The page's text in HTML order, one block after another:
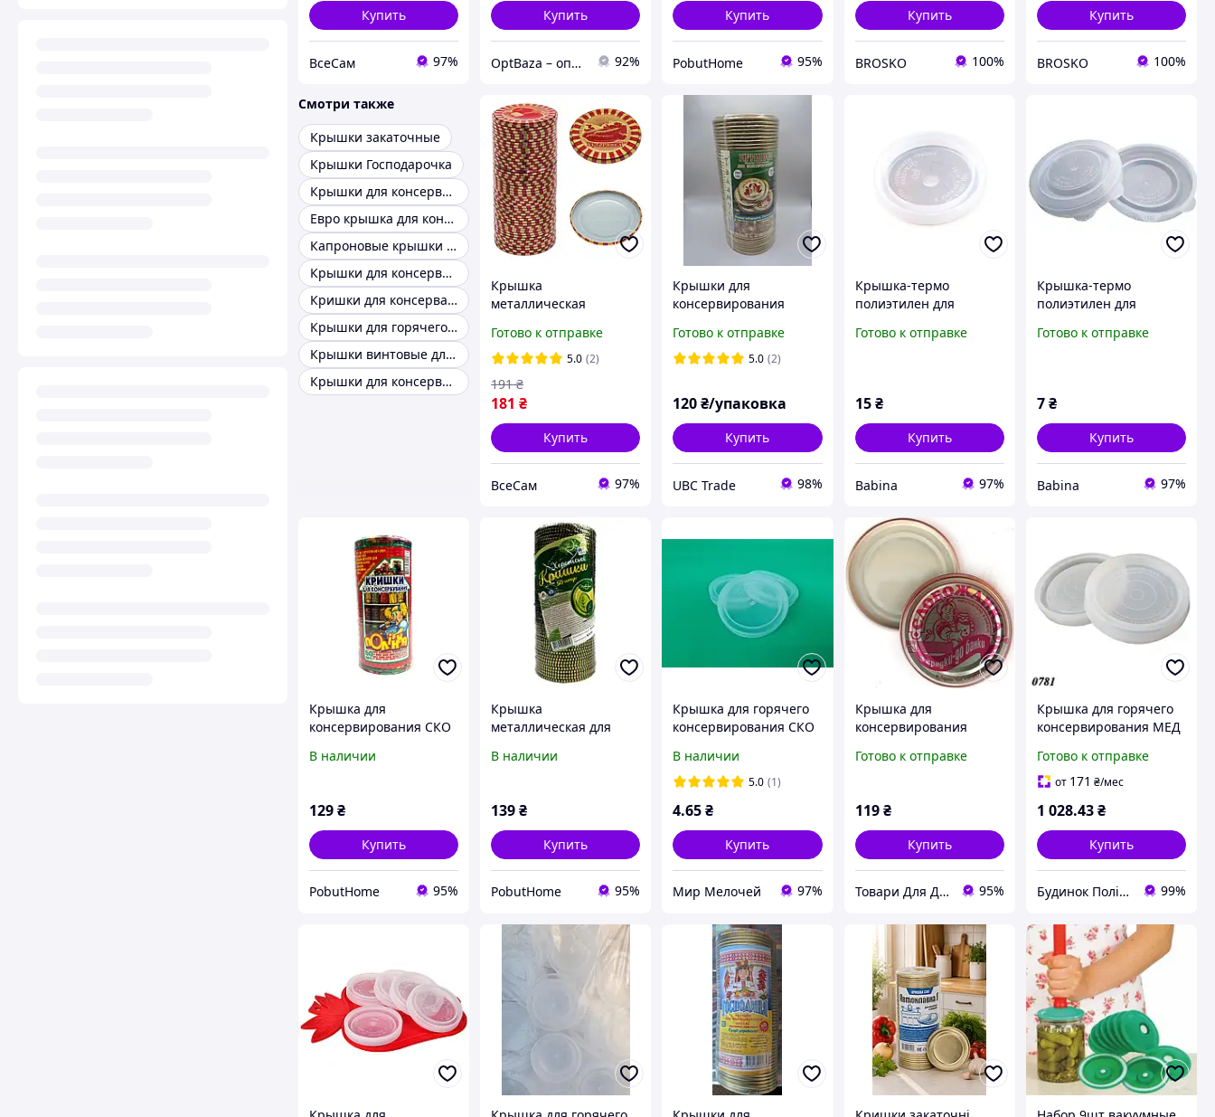
Купить
ВсеСам 97%
Купить
OptBaza – оптовые цены для всех 92%
Купить
PobutHome 95%
Купить
BROSKO 100%
Купить
BROSKO 100%
Смотри также
Крышки закаточные
Крышки Господарочка
Крышки для консервации с закруткой
Евро крышка для консервирования
Капроновые крышки для консервирования
Крышки для консервации в автоклаве
Кришки для консервации
Крышки для горячего консервирования
Крышки винтовые для консервирования
Крышки для консервирования многоразовые
Крышка
металлическая
консервирования СКО
1-82 Хуторянка (50шт/
пак)
Готово к отправке
5.0 (2)
181 ₴
191 ₴
Купить
ВсеСам 97%
Крышки для
консервирования
) 50 шт / уп
Готово к отправке
5.0 (2)
120₴/упаковка
Купить
UBC Trade 98%
Крышка-термо
полиэтилен для
(200шт в мешке) МЕД-
Готово к отправке
15 ₴
Купить
Babina 97%
Крышка-термо
полиэтилен для
(200шт в мешке)
Готово к отправке
7₴
Купить
Babina 97%
Крышка для
консервирования СКО
Полноцвет" 50 шт/уп
В наличии
129₴
Купить
PobutHome 95%
Крышка
металлическая для
1-82 "Первоскмак" 50
В наличии
139₴
Купить
PobutHome 95%
Крышка для горячего
консервирования СКО
для герметичного
закрытия банок
В наличии
5.0 (1)
4.65₴
Купить
Мир Мелочей 97%
Крышка для
консервирования
мм Соответствует ГОСТ,
Готово к отправке
119 ₴
Купить
Товари Для Дому. 95%
Крышка для горячего
консервирования МЕД
Готово к отправке
от 171 ₴/мес
1 028.43₴
Купить
Будинок Полімерів 99%